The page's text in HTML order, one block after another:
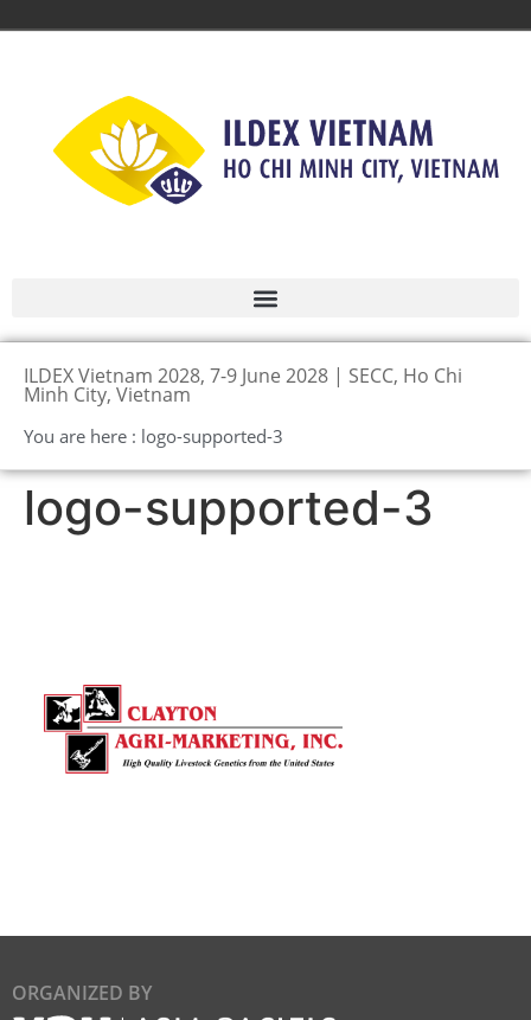
ILDEX Vietnam 2028, 7-9 June 2028 | SECC, Ho Chi
Minh City, Vietnam
You are here : logo-supported-3
logo-supported-3
ORGANIZED BY